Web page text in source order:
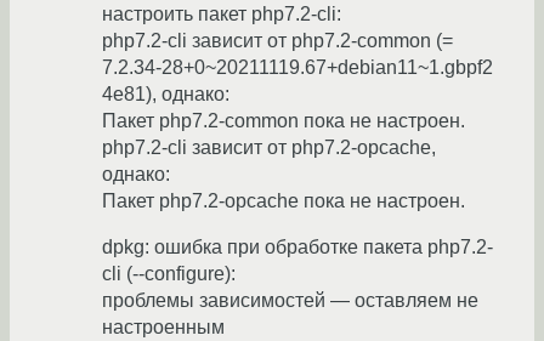
настроить пакет php7.2-cli:
php7.2-cli зависит от php7.2-common (=
7.2.34-28+0~20211119.67+debian11~1.gbpf2
4e81), однако:
Пакет php7.2-common пока не настроен.
php7.2-cli зависит от php7.2-opcache,
однако:
Пакет php7.2-opcache пока не настроен.
dpkg: ошибка при обработке пакета php7.2-
cli (--configure):
проблемы зависимостей — оставляем не
настроенным